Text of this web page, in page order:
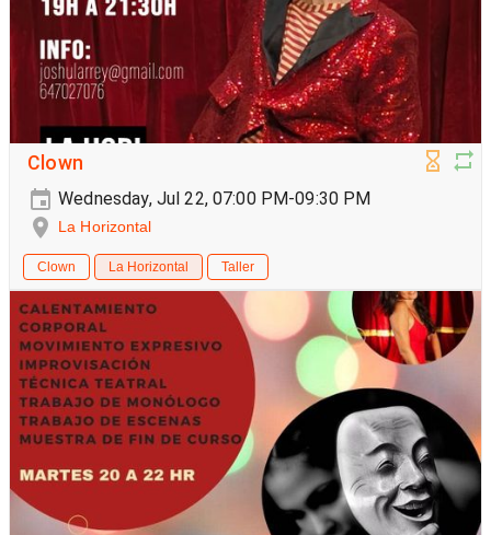
Clown
Wednesday, Jul 22, 07:00 PM-09:30 PM
La Horizontal
Clown La Horizontal Taller